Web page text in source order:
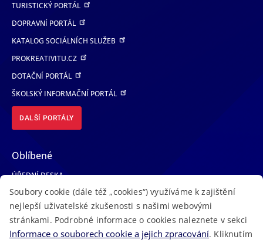
TURISTICKÝ PORTÁL
DOPRAVNÍ PORTÁL
KATALOG SOCIÁLNÍCH SLUŽEB
PROKREATIVITU.CZ
DOTAČNÍ PORTÁL
ŠKOLSKÝ INFORMAČNÍ PORTÁL
DALŠÍ PORTÁLY
Oblíbené
ÚŘEDNÍ DESKA
TELEFONNÍ SEZNAM
LÉKAŘSKÁ POHOTOVOST
VOLNÁ MÍSTA
Soubory cookie (dále též „cookies“) využíváme k zajištění
nejlepší uživatelské zkušenosti s našimi webovými
stránkami. Podrobné informace o cookies naleznete v sekci
Informace o souborech cookie a jejich zpracování. Kliknutím